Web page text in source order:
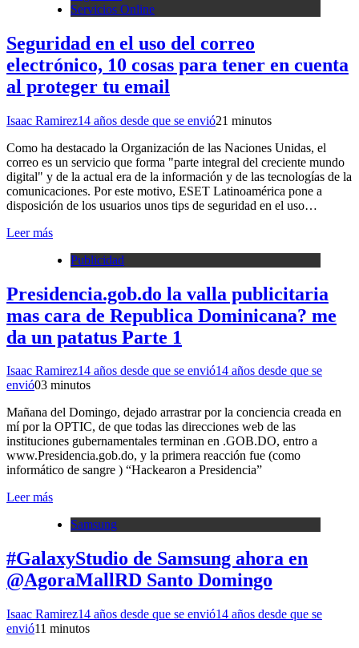
Servicios Online
Seguridad en el uso del correo
electrónico, 10 cosas para tener en cuenta
al proteger tu email
Isaac Ramirez14 años desde que se envió21 minutos
Como ha destacado la Organización de las Naciones Unidas, el
correo es un servicio que forma "parte integral del creciente mundo
digital" y de la actual era de la información y de las tecnologías de la
comunicaciones. Por este motivo, ESET Latinoamérica pone a
disposición de los usuarios unos tips de seguridad en el uso…
Leer más
Publicidad
Presidencia.gob.do la valla publicitaria
mas cara de Republica Dominicana? me
da un patatus Parte 1
Isaac Ramirez14 años desde que se envió14 años desde que se
envió03 minutos
Mañana del Domingo, dejado arrastrar por la conciencia creada en
mí por la OPTIC, de que todas las direcciones web de las
instituciones gubernamentales terminan en .GOB.DO, entro a
www.Presidencia.gob.do, y la primera reacción fue (como
informático de sangre ) “Hackearon a Presidencia”
Leer más
Samsung
#GalaxyStudio de Samsung ahora en
@AgoraMallRD Santo Domingo
Isaac Ramirez14 años desde que se envió14 años desde que se
envió11 minutos